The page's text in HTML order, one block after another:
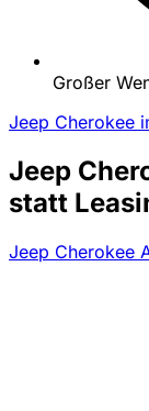
Großer
Jeep Cherokee
Jeep
statt
Jeep Cherokee